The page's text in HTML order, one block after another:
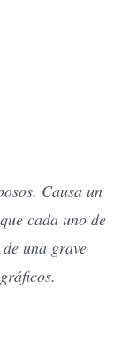
Causa un
cada uno de
una grave